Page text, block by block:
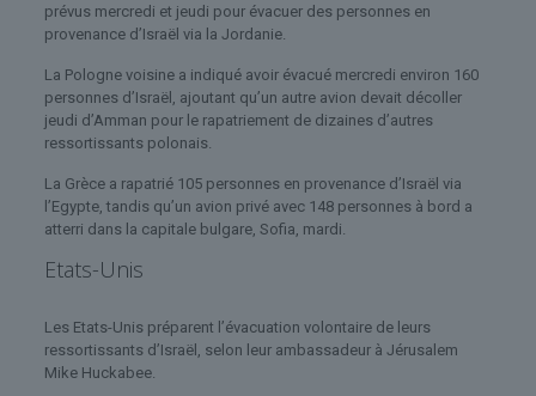
prévus mercredi et jeudi pour évacuer des personnes en
provenance d’Israël via la Jordanie.
La Pologne voisine a indiqué avoir évacué mercredi environ 160
personnes d’Israël, ajoutant qu’un autre avion devait décoller
jeudi d’Amman pour le rapatriement de dizaines d’autres
ressortissants polonais.
La Grèce a rapatrié 105 personnes en provenance d’Israël via
l’Egypte, tandis qu’un avion privé avec 148 personnes à bord a
atterri dans la capitale bulgare, Sofia, mardi.
Etats-Unis
Les Etats-Unis préparent l’évacuation volontaire de leurs
ressortissants d’Israël, selon leur ambassadeur à Jérusalem
Mike Huckabee.